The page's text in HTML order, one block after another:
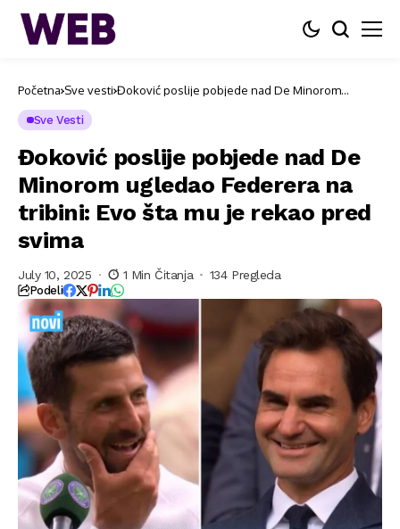
Početna Sve vesti Đoković poslije pobjede nad De Minorom
Sve Vesti
Đoković poslije pobjede nad De
Minorom ugledao Federera na
tribini: Evo šta mu je rekao pred
svima
July 10, 2025 1 Min Čitanja 134 Pregleda
Podeli